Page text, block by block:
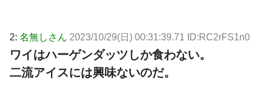
2: 名無しさん 2023/10/29(日) 00:31:39.71 ID:RC2rFS1n0
ワイはハーゲンダッツしか食わない。
二流アイスには興味ないのだ。